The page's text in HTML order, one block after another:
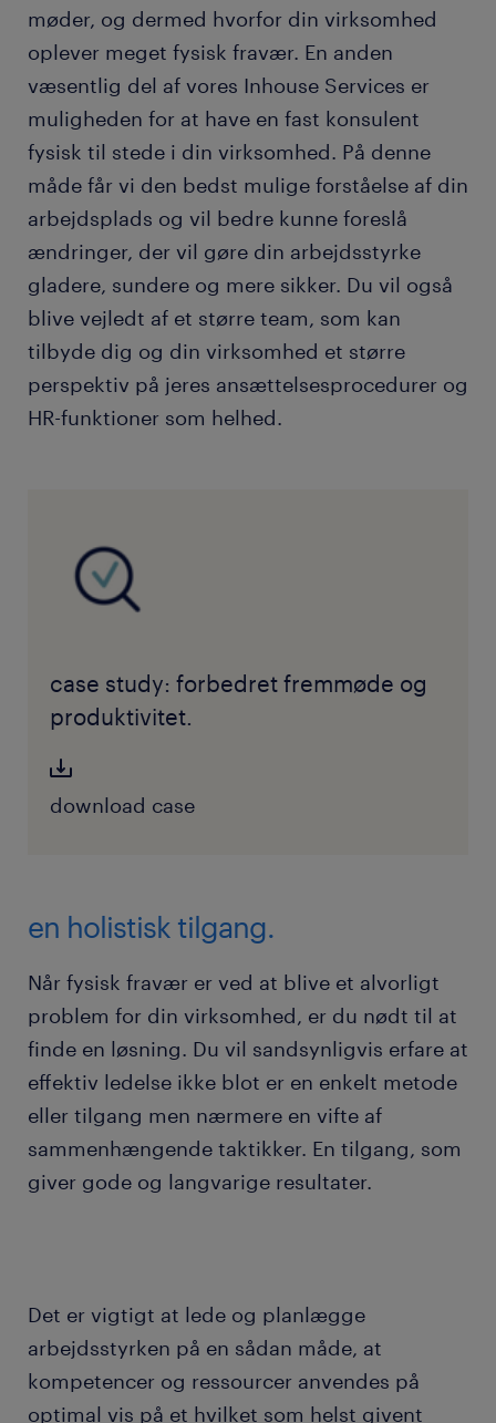
møder, og dermed hvorfor din virksomhed
oplever meget fysisk fravær. En anden
væsentlig del af vores Inhouse Services er
muligheden for at have en fast konsulent
fysisk til stede i din virksomhed. På denne
måde får vi den bedst mulige forståelse af din
arbejdsplads og vil bedre kunne foreslå
ændringer, der vil gøre din arbejdsstyrke
gladere, sundere og mere sikker. Du vil også
blive vejledt af et større team, som kan
tilbyde dig og din virksomhed et større
perspektiv på jeres ansættelsesprocedurer og
HR-funktioner som helhed.
case study: forbedret fremmøde og
produktivitet.
download case
en holistisk tilgang.
Når fysisk fravær er ved at blive et alvorligt
problem for din virksomhed, er du nødt til at
finde en løsning. Du vil sandsynligvis erfare at
effektiv ledelse ikke blot er en enkelt metode
eller tilgang men nærmere en vifte af
sammenhængende taktikker. En tilgang, som
giver gode og langvarige resultater.
Det er vigtigt at lede og planlægge
arbejdsstyrken på en sådan måde, at
kompetencer og ressourcer anvendes på
optimal vis på et hvilket som helst givent